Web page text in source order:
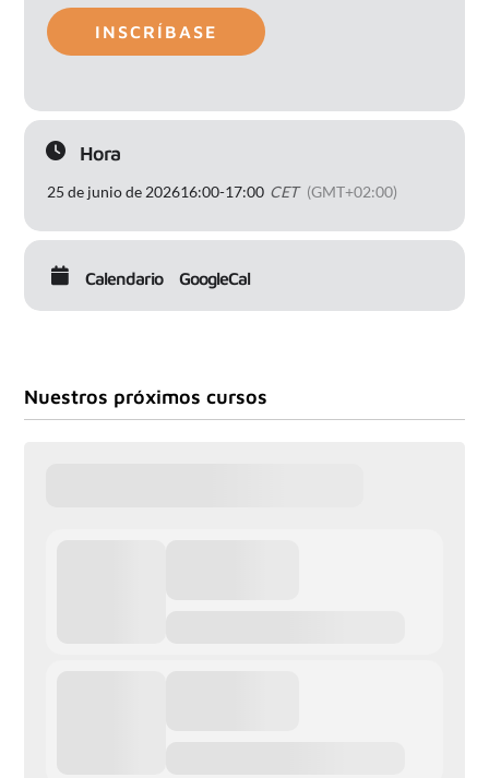
INSCRÍBASE
Hora
25 de junio de 202616:00-17:00 CET (GMT+02:00)
Calendario GoogleCal
Nuestros próximos cursos